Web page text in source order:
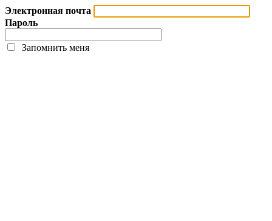
Электронная почта
Пароль
Запомнить меня